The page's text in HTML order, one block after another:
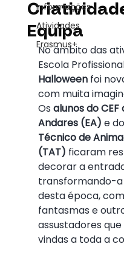
Informações
Atividades
Erasmus+
Equipa
No âmbito das
Escola
Halloween foi
com muita
Os alunos do
Andares (EA) e do
Técnico de
(TAT) ficaram
decorar a
transformando-a
desta época,
fantasmas e
assustadores
vindas a toda a